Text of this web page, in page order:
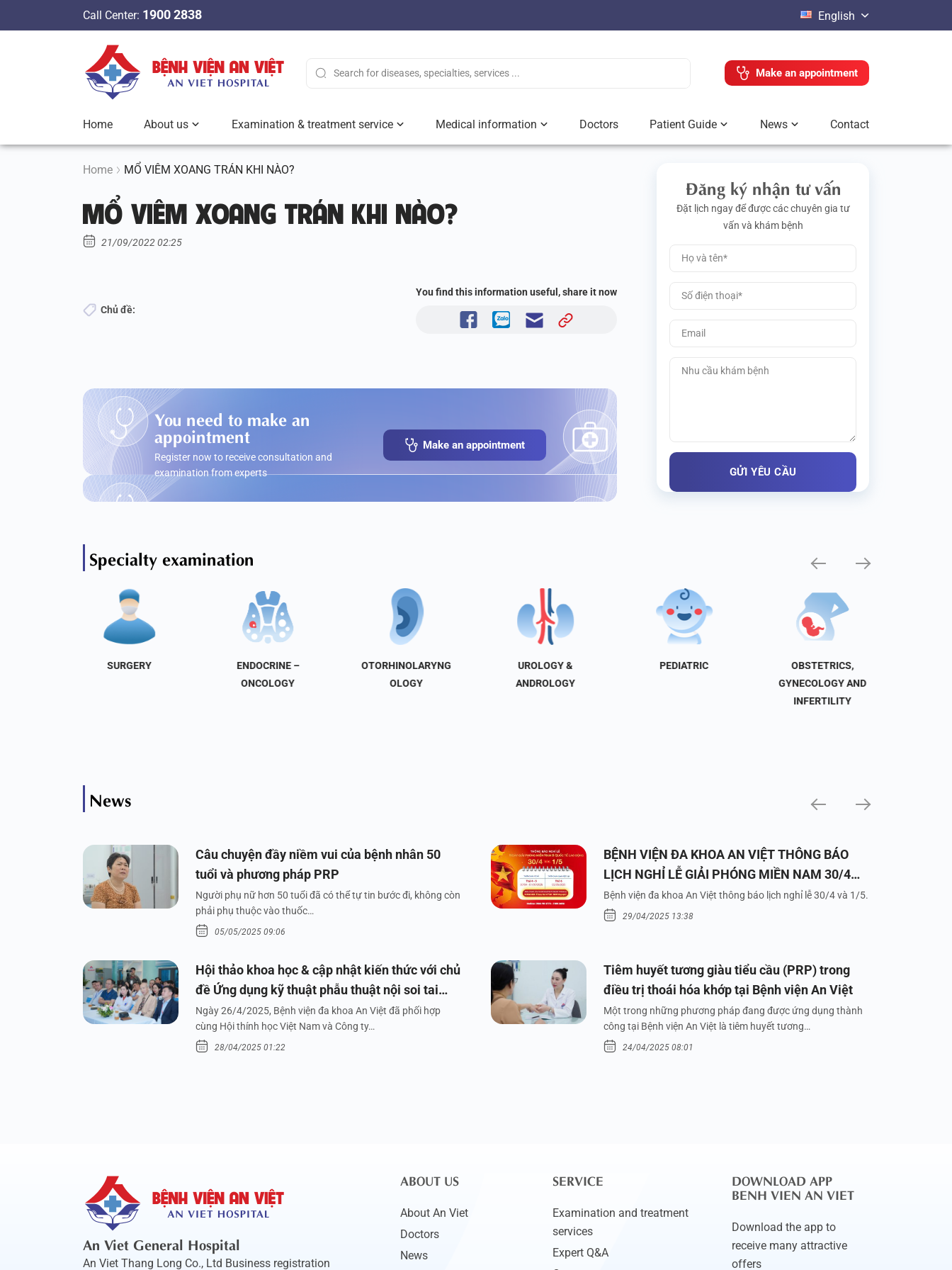
n
Call Center: 1900 2838 English
Make an appointment
Home About us Examination & treatment service Medical information Doctors Patient Guide News Contact
Home MỔ VIÊM XOANG TRÁN KHI NÀO?
MỔ VIÊM XOANG TRÁN KHI NÀO?
21/09/2022 02:25
Chủ đề:
You find this information useful, share it now
You need to make an
appointment
Register now to receive consultation and
examination from experts
Make an appointment
Đăng ký nhận tư vấn
Đặt lịch ngay để được các chuyên gia tư
vấn và khám bệnh
Specialty examination
SURGERY
ENDOCRINE –
ONCOLOGY
OTORHINOLARYNG
OLOGY
UROLOGY &
ANDROLOGY
PEDIATRIC
OBSTETRICS,
GYNECOLOGY AND
INFERTILITY
News
Câu chuyện đầy niềm vui của bệnh nhân 50
tuổi và phương pháp PRP
Người phụ nữ hơn 50 tuổi đã có thể tự tin bước đi, không còn
phải phụ thuộc vào thuốc…
05/05/2025 09:06
BỆNH VIỆN ĐA KHOA AN VIỆT THÔNG BÁO
LỊCH NGHỈ LỄ GIẢI PHÓNG MIỀN NAM 30/4
VÀ QUỐC TẾ LAO ĐỘNG 1/5/2025
Bệnh viện đa khoa An Việt thông báo lịch nghỉ lễ 30/4 và 1/5.
29/04/2025 13:38
Hội thảo khoa học & cập nhật kiến thức với chủ
đề Ứng dụng kỹ thuật phẫu thuật nội soi tai
dưới nước
Ngày 26/4/2025, Bệnh viện đa khoa An Việt đã phối hợp
cùng Hội thính học Việt Nam và Công ty…
28/04/2025 01:22
Tiêm huyết tương giàu tiểu cầu (PRP) trong
điều trị thoái hóa khớp tại Bệnh viện An Việt
Một trong những phương pháp đang được ứng dụng thành
công tại Bệnh viện An Việt là tiêm huyết tương…
24/04/2025 08:01
An Viet General Hospital
An Viet Thang Long Co., Ltd Business registration
ABOUT US
About An Viet
Doctors
News
SERVICE
Examination and treatment
services
Expert Q&A
DOWNLOAD APP
BENH VIEN AN VIET
Download the app to
receive many attractive
offers